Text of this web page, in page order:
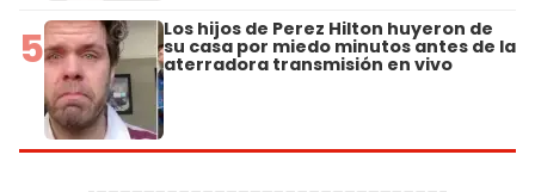
5 Los hijos de Perez Hilton huyeron de
su casa por miedo minutos antes de la
aterradora transmisión en vivo